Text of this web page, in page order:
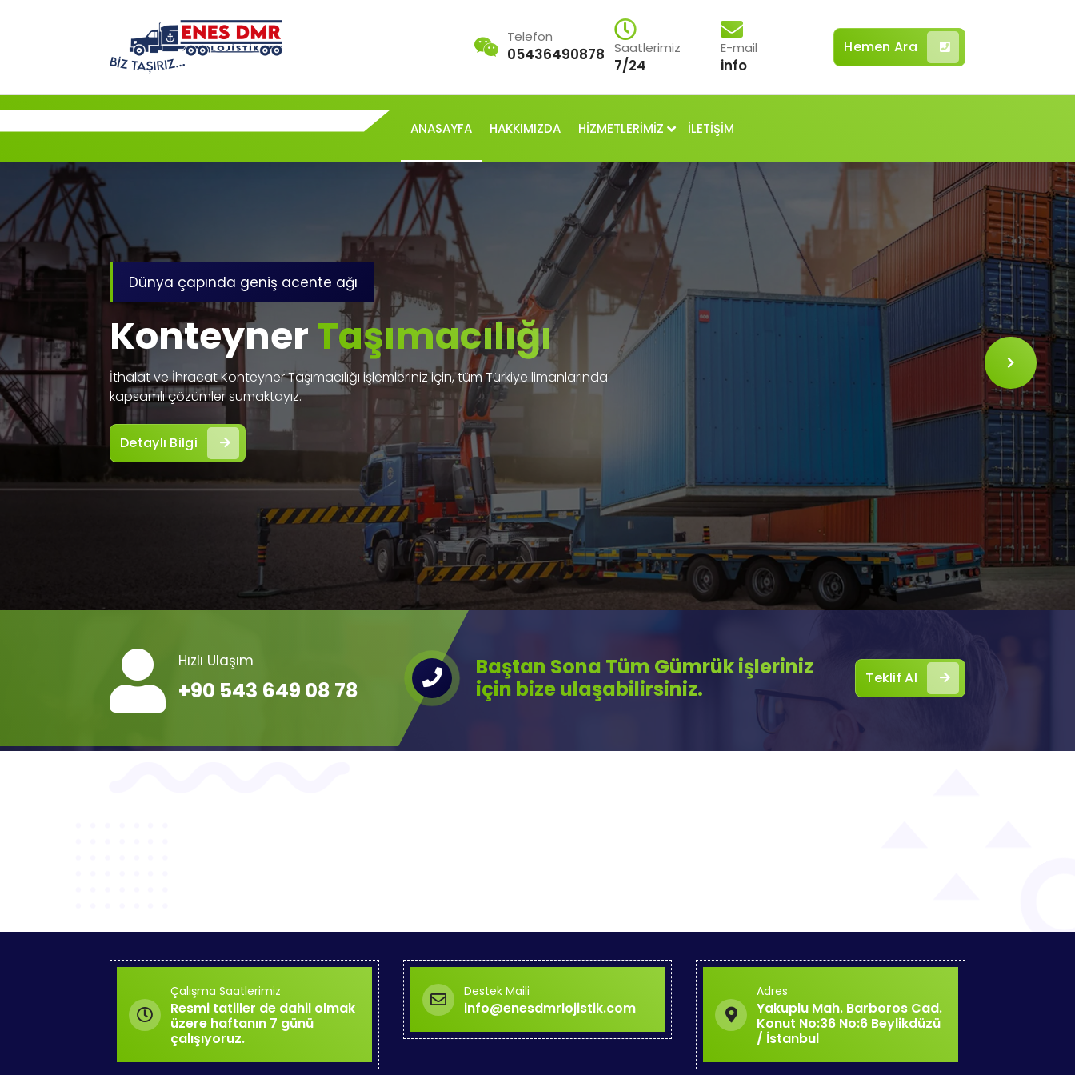
Telefon
05436490878 Saatlerimiz
7/24
E-mail
info
Hemen Ara
ANASAYFA HAKKIMIZDA HİZMETLERİMİZ İLETİŞİM
Dünya çapında geniş acente ağı
KonteynerTaşımacılığı
İthalat ve İhracat Konteyner Taşımacılığı işlemleriniz için, tüm Türkiye limanlarında
kapsamlı çözümler sumaktayız.
Detaylı Bilgi
Hızlı Ulaşım
+90 543 649 08 78
Baştan Sona Tüm Gümrük işleriniz
için bize ulaşabilirsiniz.
Teklif Al
Çalışma Saatlerimiz
Resmi tatiller de dahil olmak
üzere haftanın 7 günü
çalışıyoruz.
Destek Maili
info@enesdmrlojistik.com
Adres
Yakuplu Mah. Barboros Cad.
Konut No:36 No:6 Beylikdüzü
/ İstanbul